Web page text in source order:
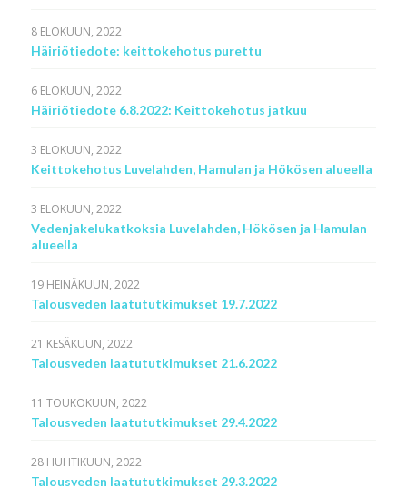
8 ELOKUUN, 2022
Häiriötiedote: keittokehotus purettu
6 ELOKUUN, 2022
Häiriötiedote 6.8.2022: Keittokehotus jatkuu
3 ELOKUUN, 2022
Keittokehotus Luvelahden, Hamulan ja Hökösen alueella
3 ELOKUUN, 2022
Vedenjakelukatkoksia Luvelahden, Hökösen ja Hamulan
alueella
19 HEINÄKUUN, 2022
Talousveden laatututkimukset 19.7.2022
21 KESÄKUUN, 2022
Talousveden laatututkimukset 21.6.2022
11 TOUKOKUUN, 2022
Talousveden laatututkimukset 29.4.2022
28 HUHTIKUUN, 2022
Talousveden laatututkimukset 29.3.2022